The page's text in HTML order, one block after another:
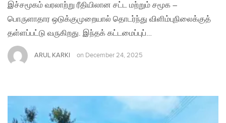
இச்சமூகம் வரலாற்று ரீதியிலான சட்ட மற்றும் சமூக –
பொருளாதார ஒடுக்குமுறையால் தொடர்ந்து விளிம்புநிலைக்குத்
தள்ளப்பட்டு வருகிறது. இந்தக் கட்டமைப்புப்…
ARUL KARKI on December 24, 2025